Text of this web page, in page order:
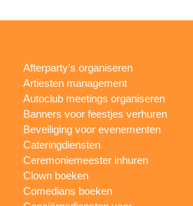
Afterparty’s organiseren
Artiesten management
Autoclub meetings organiseren
Banners voor feestjes verhuren
Beveiliging voor evenementen
Cateringdiensten
Ceremoniemeester inhuren
Clown boeken
Comedians boeken